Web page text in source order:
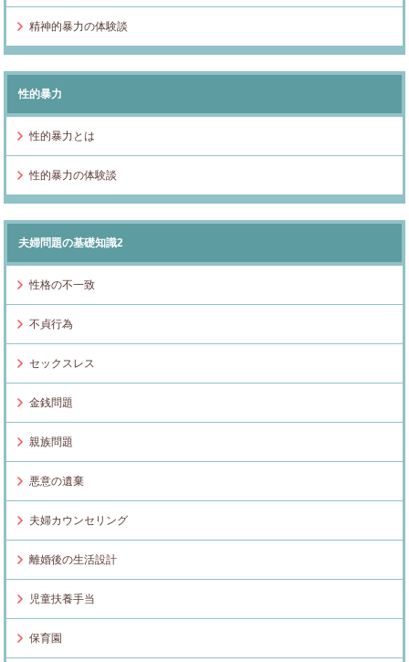
精神的暴力の体験談
性的暴力
性的暴力とは
性的暴力の体験談
夫婦問題の基礎知識2
性格の不一致
不貞行為
セックスレス
金銭問題
親族問題
悪意の遺棄
夫婦カウンセリング
離婚後の生活設計
児童扶養手当
保育園